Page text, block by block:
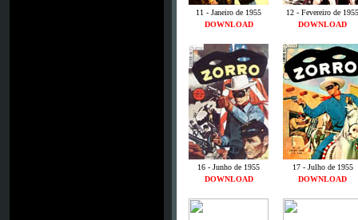
11 - Janeiro de 1955
12 - Fevereiro de 1955
DOWNLOAD
DOWNLOAD
16 - Junho de 1955
17 - Julho de 1955
DOWNLOAD
DOWNLOAD